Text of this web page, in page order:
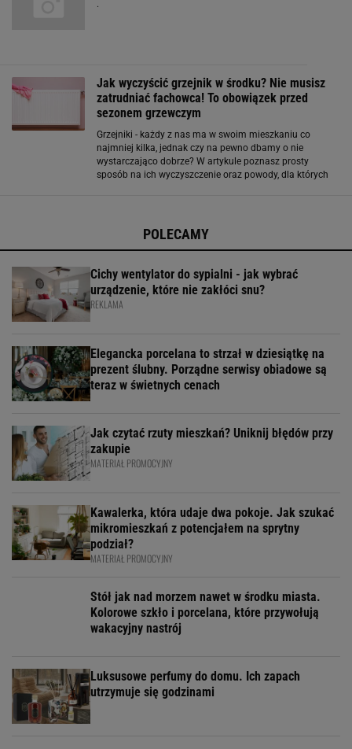
.
Jak wyczyścić grzejnik w środku? Nie musisz
zatrudniać fachowca! To obowiązek przed
sezonem grzewczym
Grzejniki - każdy z nas ma w swoim mieszkaniu co
najmniej kilka, jednak czy na pewno dbamy o nie
wystarczająco dobrze? W artykule poznasz prosty
sposób na ich wyczyszczenie oraz powody, dla których
POLECAMY
Cichy wentylator do sypialni - jak wybrać
urządzenie, które nie zakłóci snu?
REKLAMA
Elegancka porcelana to strzał w dziesiątkę na
prezent ślubny. Porządne serwisy obiadowe są
teraz w świetnych cenach
Jak czytać rzuty mieszkań? Uniknij błędów przy
zakupie
MATERIAŁ PROMOCYJNY
Kawalerka, która udaje dwa pokoje. Jak szukać
mikromieszkań z potencjałem na sprytny
podział?
MATERIAŁ PROMOCYJNY
Stół jak nad morzem nawet w środku miasta.
Kolorowe szkło i porcelana, które przywołują
wakacyjny nastrój
Luksusowe perfumy do domu. Ich zapach
utrzymuje się godzinami